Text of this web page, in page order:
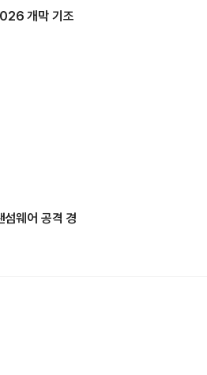
개막 기조
섬웨어 공격 경